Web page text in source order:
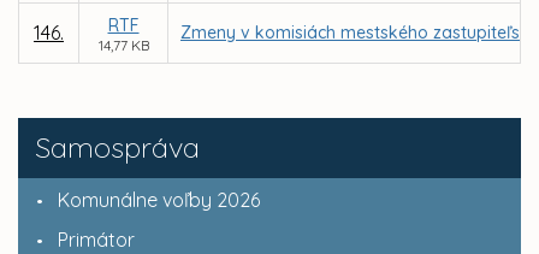
Samospráva
Komunálne voľby 2026
Primátor
146. RTF
14,77 KB
Zmeny v komisiách mestského